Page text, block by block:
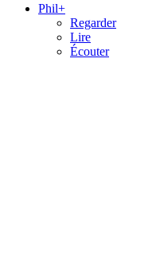
Phil+
Regarder
Lire
Écouter